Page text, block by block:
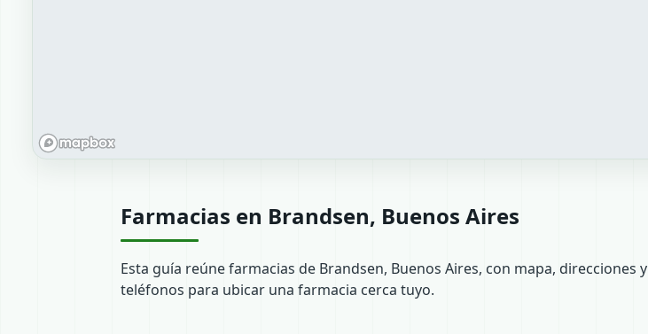
Farmacias en Brandsen, Buenos Aires
Esta guía reúne farmacias de Brandsen, Buenos Aires, con mapa, direcciones y
teléfonos para ubicar una farmacia cerca tuyo.